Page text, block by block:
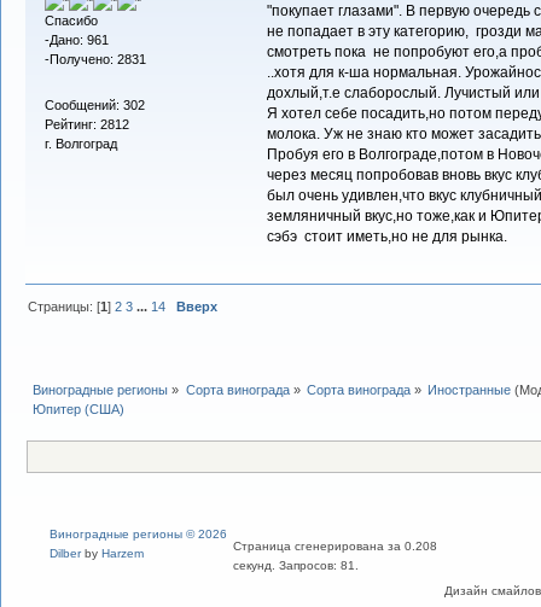
Спасибо
-Дано: 961
-Получено: 2831
Сообщений: 302
Рейтинг: 2812
г. Волгоград
"покупает глазами". В первую очередь
не попадает в эту категорию, грозди
смотреть пока не попробуют его,а
..хотя для к-ша нормальная.
дохлый,т.е слаборослый. Лучистый
Я хотел себе посадить,но потом
молока. Уж не знаю кто может
Пробуя его в Волгограде,потом в
через месяц попробовав вновь вкус
был очень удивлен,что вкус
земляничный вкус,но тоже,как и
сэбэ стоит иметь,но не для рынка.
Страницы: [1]2 3 ... 14 Вверх
Виноградные регионы » Сорта винограда» Сорта винограда» Иностранные
Юпитер (США)
Дизайн
Виноградные регионы © 2026
Dilberby Harzem
Страница сгенерирована за 0.208
секунд. Запросов: 81.